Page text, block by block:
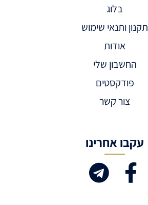
בלוג
תקנון ותנאי שימוש
אודות
החשבון שלי
פודקסטים
צור קשר
עקבו אחרינו